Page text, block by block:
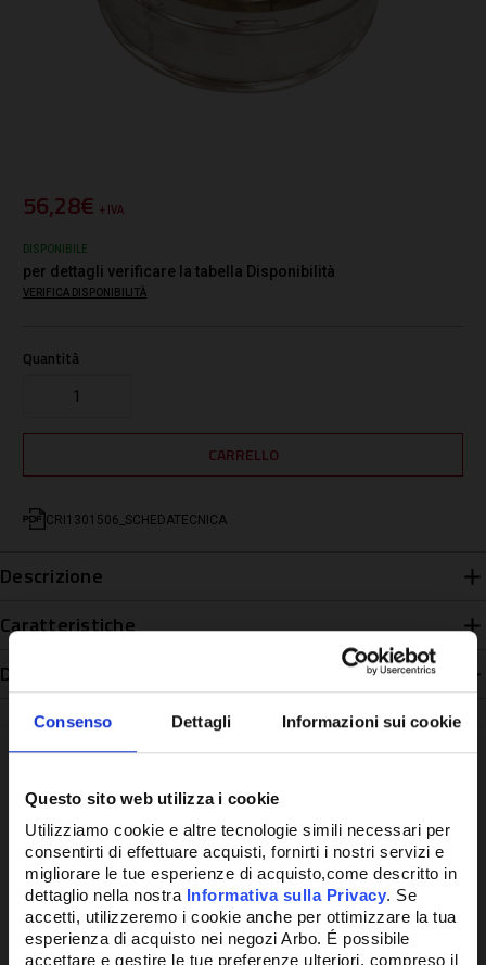
Consenso Dettagli Informazioni sui cookie
Questo sito web utilizza i cookie
Utilizziamo cookie e altre tecnologie simili necessari per
consentirti di effettuare acquisti, fornirti i nostri servizi e
migliorare le tue esperienze di acquisto,come descritto in
dettaglio nella nostra Informativa sulla Privacy. Se
accetti, utilizzeremo i cookie anche per ottimizzare la tua
esperienza di acquisto nei negozi Arbo. É possibile
accettare e gestire le tue preferenze ulteriori, compreso il
56,28€ + IVA
DISPONIBILE
per dettagli verificare la tabella Disponibilità
VERIFICA DISPONIBILITÀ
Quantità
CRI1301506_SCHEDATECNICA
Descrizione
Caratteristiche
Disponibilità
Potrebbe anche interessarti